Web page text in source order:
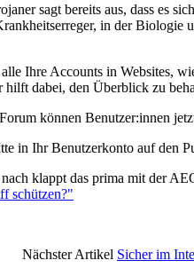
sagt bereits aus, dass es
in der Biologie
Ihre Accounts in Websites,
hilft dabei, den Überblick zu
können Benutzer:innen
in Ihr Benutzerkonto auf den
klappt das prima mit der
schützen?"
Nächster Artikel Sicher im